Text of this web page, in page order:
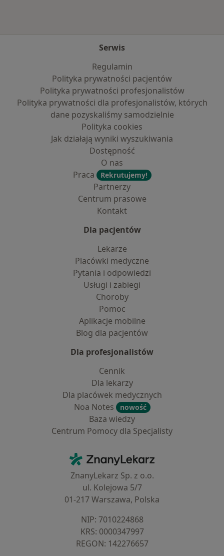
Serwis
Regulamin
Polityka prywatności pacjentów
Polityka prywatności profesjonalistów
Polityka prywatności dla profesjonalistów, których
dane pozyskaliśmy samodzielnie
Polityka cookies
Jak działają wyniki wyszukiwania
Dostępność
O nas
Praca
Rekrutujemy!
Partnerzy
Centrum prasowe
Kontakt
Dla pacjentów
Lekarze
Placówki medyczne
Pytania i odpowiedzi
Usługi i zabiegi
Choroby
Pomoc
Aplikacje mobilne
Blog dla pacjentów
Dla profesjonalistów
Cennik
Dla lekarzy
Dla placówek medycznych
Noa Notes
nowość
Baza wiedzy
Centrum Pomocy dla Specjalisty
ZnanyLekarz - Strona główna
ZnanyLekarz Sp. z o.o.
ul. Kolejowa 5/7
01-217 Warszawa, Polska
NIP: ⁠7010224868
KRS: ⁠0000347997
REGON: ⁠142276657